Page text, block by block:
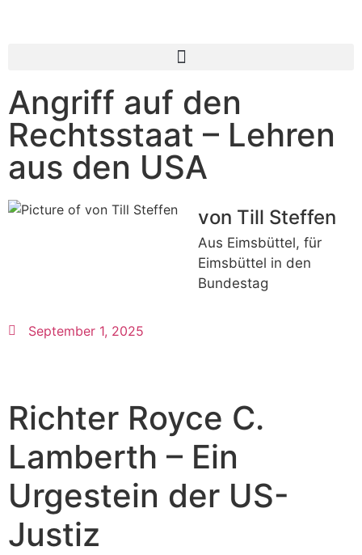
Angriff auf den
Rechtsstaat – Lehren
aus den USA
von Till Steffen
Aus Eimsbüttel, für
Eimsbüttel in den
Bundestag
September 1, 2025
Richter Royce C.
Lamberth – Ein
Urgestein der US-
Justiz